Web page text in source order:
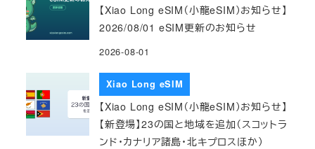
【Xiao Long eSIM（小龍eSIM）お知らせ】
2026/08/01 eSIM更新のお知らせ
2026-08-01
Xiao Long eSIM
【Xiao Long eSIM（小龍eSIM）お知らせ】
【新登場】23の国と地域を追加（スコットラ
ンド・カナリア諸島・北キプロスほか）